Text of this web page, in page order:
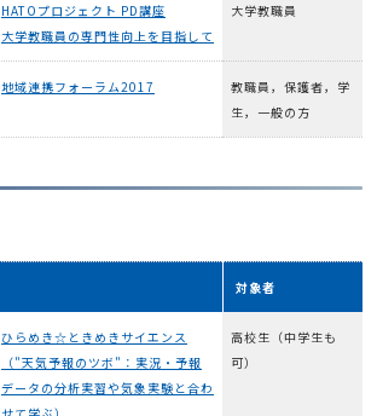
HATOプロジェクト PD講座
大学教職員の専門性向上を目指して
大学教職員
地域連携フォーラム2017
教職員，保護者，学
生，一般の方
対象者
ひらめき☆ときめきサイエンス
（"天気予報のツボ"：実況・予報
データの分析実習や気象実験と合わ
高校生（中学生も
可）